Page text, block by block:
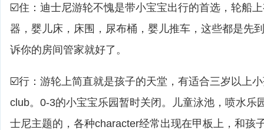
☑️住：迪士尼游轮不愧是带小宝宝出行的首选，轮船
器，婴儿床，床围，尿布桶，婴儿推车，这些都是先
诉你的房间管家就好了。
☑️行：游轮上简直就是孩子的天堂，有适合三岁以上
club。0-3的小宝宝乐园暂时关闭。儿童泳池，喷水乐
士尼主题的，各种character经常出现在甲板上，和孩